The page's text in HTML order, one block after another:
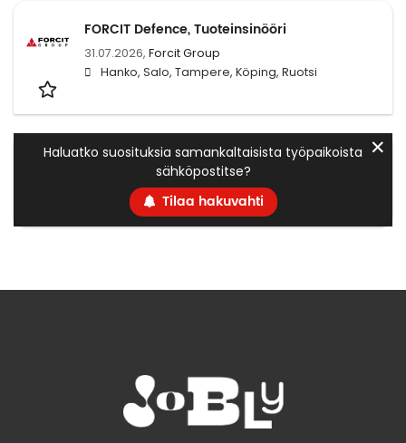
FORCIT Defence, Tuoteinsinööri
31.07.2026, Forcit Group
Hanko, Salo, Tampere, Köping, Ruotsi
Haluatko suosituksia samankaltaisista työpaikoista
sähköpostitse?
Tilaa hakuvahti
✕